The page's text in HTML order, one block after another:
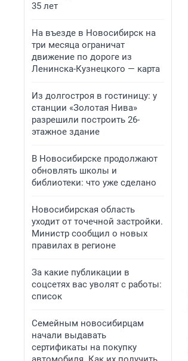
35 лет
На въезде в Новосибирск на
три месяца ограничат
движение по дороге из
Ленинска-Кузнецкого — карта
Из долгостроя в гостиницу: у
станции «Золотая Нива»
разрешили построить 26-
этажное здание
В Новосибирске продолжают
обновлять школы и
библиотеки: что уже сделано
Новосибирская область
уходит от точечной застройки.
Министр сообщил о новых
правилах в регионе
За какие публикации в
соцсетях вас уволят с работы:
список
Семейным новосибирцам
начали выдавать
сертификаты на покупку